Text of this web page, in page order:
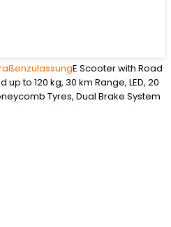
E Scooter with Road
up to 120 kg, 30 km Range, LED, 20
Tyres, Dual Brake System